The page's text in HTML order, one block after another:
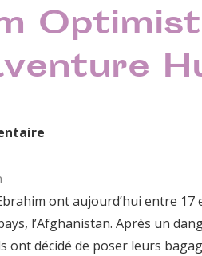
ont aujourd’hui entre 17
l’Afghanistan. Après un
ont décidé de poser leurs